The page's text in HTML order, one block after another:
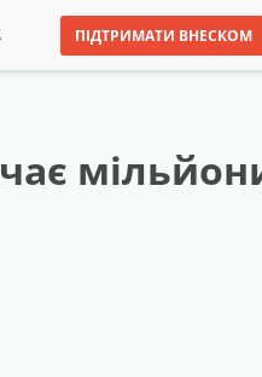
ПІДТРИМАТИ ВНЕСКОМ